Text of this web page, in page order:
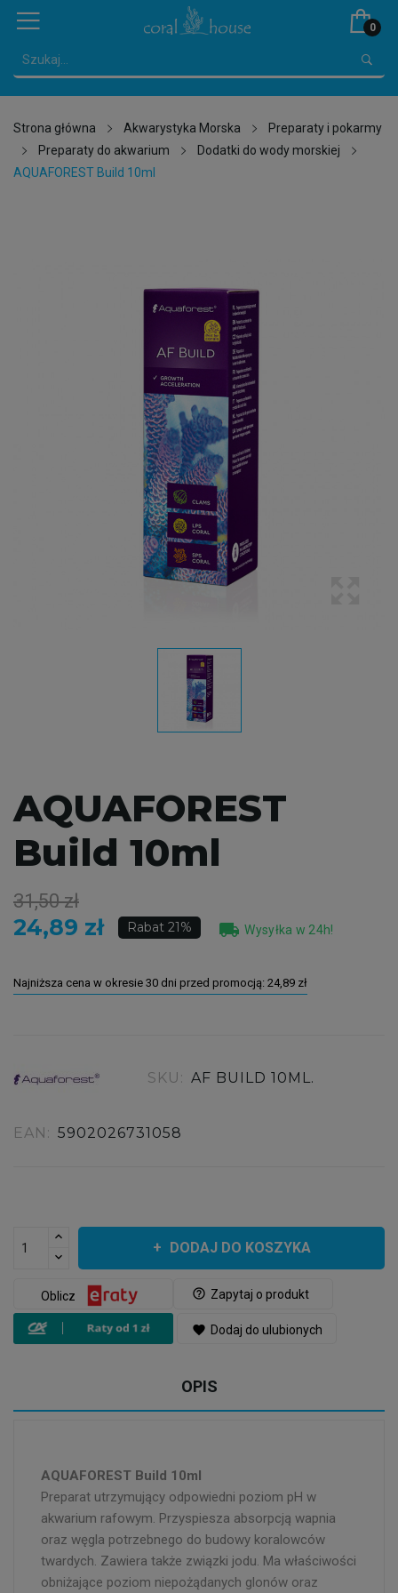
0
Strona główna Akwarystyka Morska
Preparaty i pokarmy
Preparaty do akwarium
Dodatki do wody morskiej
AQUAFOREST Build 10ml
AQUAFOREST
Build 10ml
31,50 zł
24,89 zł Rabat 21% local_shipping Wysyłka w 24h!
Najniższa cena w okresie 30 dni przed promocją: 24,89 zł
SKU: AF BUILD 10ML.
EAN: 5902026731058
DODAJ DO KOSZYKA
help_outline Zapytaj o produkt
Oblicz
favorite Dodaj do ulubionych
OPIS
AQUAFOREST Build 10ml
Preparat utrzymujący odpowiedni poziom pH w
akwarium rafowym. Przyspiesza absorpcją wapnia
oraz węgla potrzebnego do budowy koralowców
twardych. Zawiera także związki jodu. Ma właściwości
obniżające poziom niepożądanych glonów oraz